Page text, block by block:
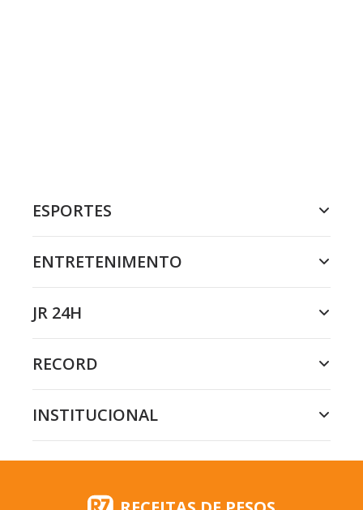
ESPORTES
ENTRETENIMENTO
JR 24H
RECORD
INSTITUCIONAL